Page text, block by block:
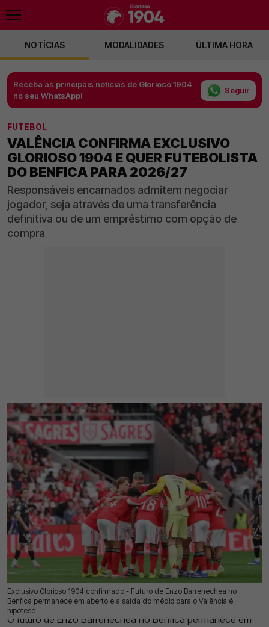
NOTÍCIAS MODALIDADES ÚLTIMA HORA
Receba as principais notícias do Glorioso 1904
no seu WhatsApp!
Seguir
FUTEBOL
VALÊNCIA CONFIRMA EXCLUSIVO
GLORIOSO 1904 E QUER FUTEBOLISTA
DO BENFICA PARA 2026/27
Responsáveis encarnados admitem negociar
jogador, seja através de uma transferência
definitiva ou de um empréstimo com opção de
compra
Exclusivo Glorioso 1904 confirmado - Futuro de Enzo Barrenechea no
Benfica permanece em aberto e a saída do médio para o Valência é
hipótese
06 Jun 2026 | 09:31 | 0
O futuro de Enzo Barrenechea no Benfica permanece em